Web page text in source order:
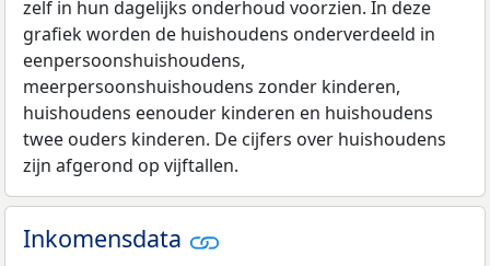
zelf in hun dagelijks onderhoud voorzien. In deze
grafiek worden de huishoudens onderverdeeld in
eenpersoonshuishoudens,
meerpersoonshuishoudens zonder kinderen,
huishoudens eenouder kinderen en huishoudens
twee ouders kinderen. De cijfers over huishoudens
zijn afgerond op vijftallen.
Inkomensdata